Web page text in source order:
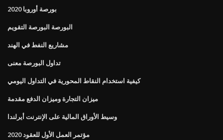
بورصة أوروبا 2020
البورصة البورصة التقويم
مشاريع النفط في الهند
تداول البورصة معنى
كيفية استخدام النقاط المحورية في التداول اليومي
ميزان التجارة وميزان الدفع مقدمة
وسيط الأوراق المالية على الإنترنت أيرلندا
مؤتمر العمل الأول للعقود 2020